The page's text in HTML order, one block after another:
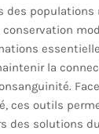
des
la
ces outils
des solutions